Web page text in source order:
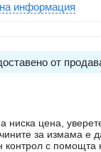
информация
от
ниска цена,
за измама
с помощта